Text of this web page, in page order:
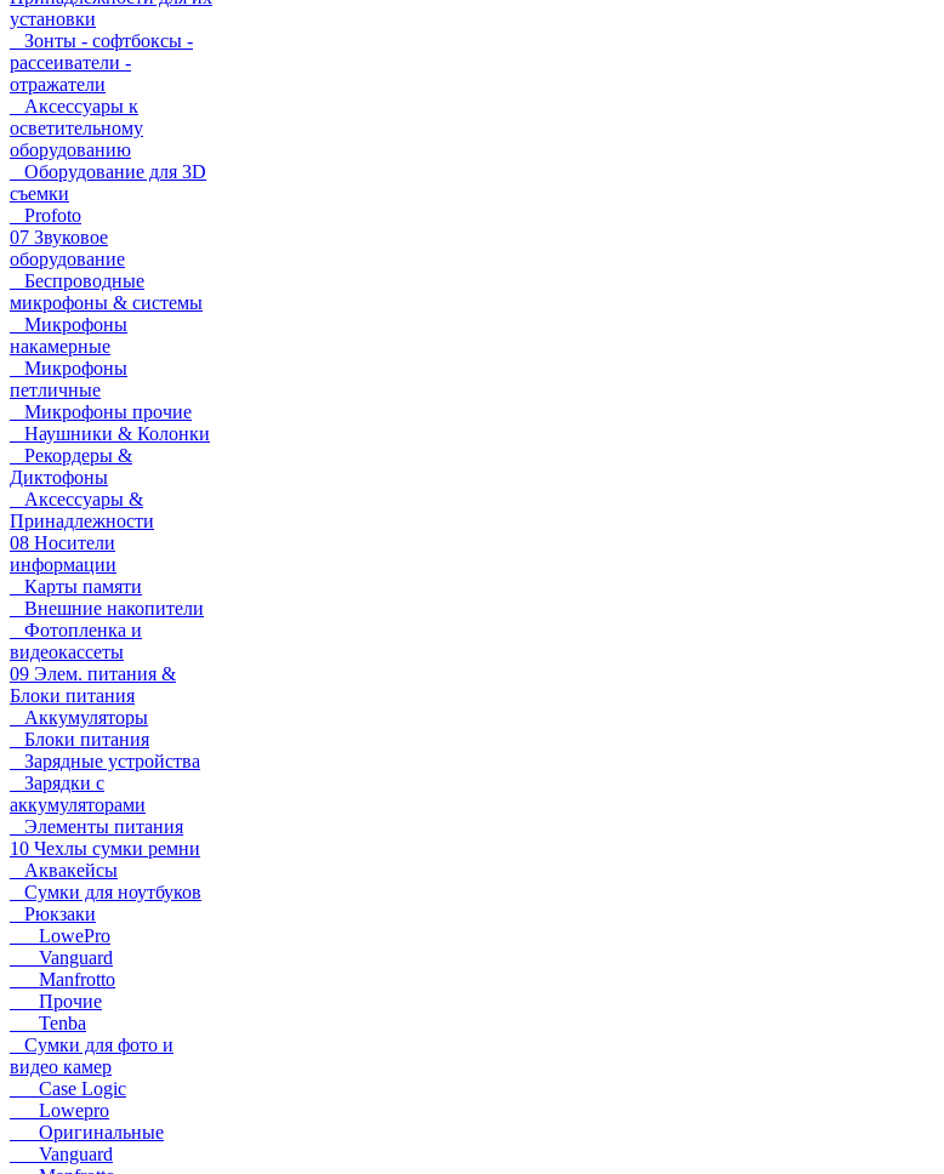
установки
Зонты - софтбоксы -
рассеиватели -
отражатели
Аксессуары к
осветительному
оборудованию
Оборудование для 3D
съемки
Profoto
07 Звуковое
оборудование
Беспроводные
микрофоны & системы
Микрофоны
накамерные
Микрофоны
петличные
Микрофоны прочие
Наушники & Колонки
Рекордеры &
Диктофоны
Аксессуары &
Принадлежности
08 Носители
информации
Карты памяти
Внешние накопители
Фотопленка и
видеокассеты
09 Элем. питания &
Блоки питания
Аккумуляторы
Блоки питания
Зарядные устройства
Зарядки с
аккумуляторами
Элементы питания
10 Чехлы сумки ремни
Аквакейсы
Сумки для ноутбуков
Рюкзаки
LowePro
Vanguard
Manfrotto
Прочие
Tenba
Сумки для фото и
видео камер
Case Logic
Lowepro
Оригинальные
Vanguard